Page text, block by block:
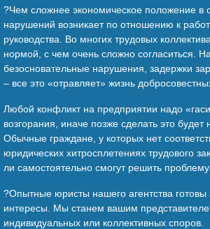
?Чем сложнее экономическое положение в
нарушений возникает по отношению к
руководства. Во многих трудовых
нормой, с чем очень сложно согласиться.
безосновательные нарушения, задержки
– все это «отравляет» жизнь
Любой конфликт на предприятии надо
возгорания, иначе позже сделать это будет
Обычные граждане, у которых нет
юридических хитросплетениях трудового
ли самостоятельно смогут решить проблему.
?Опытные юристы нашего агентства готовы
интересы. Мы станем вашим
индивидуальных или коллективных споров.